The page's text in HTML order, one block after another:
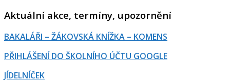
Aktuální akce, termíny, upozornění
BAKALÁŘI – ŽÁKOVSKÁ KNÍŽKA – KOMENS
PŘIHLÁŠENÍ DO ŠKOLNÍHO ÚČTU GOOGLE
JÍDELNÍČEK